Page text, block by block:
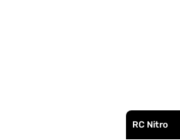
RC Nitro